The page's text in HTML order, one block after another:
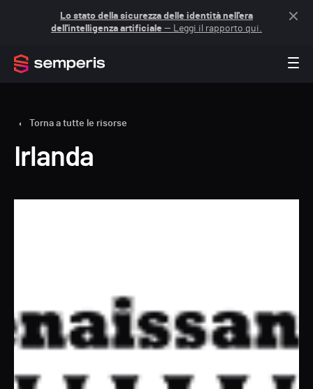
Lo stato della sicurezza delle identità nell'era
dell'intelligenza artificiale — Leggi il rapporto qui.
Torna a tutte le risorse
Irlanda